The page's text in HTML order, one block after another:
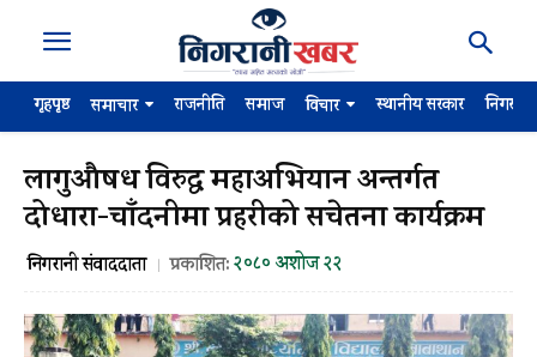
गृहपृष्ठ समाचार राजनीति समाज विचार स्थानीय सरकार
लागुऔषध विरुद्ध महाअभियान अन्तर्गत
दोधारा-चाँदनीमा प्रहरीको सचेतना कार्यक्रम
निगरानी संवाददाता प्रकाशित:२०८० अशोज २२